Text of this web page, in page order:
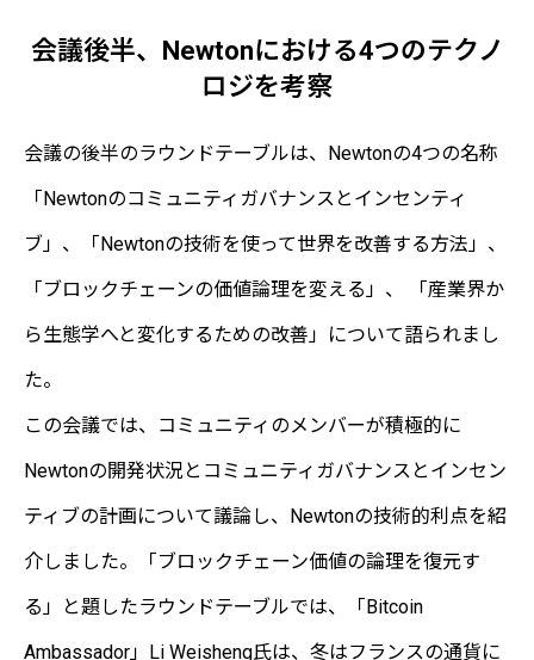
会議後半、Newtonにおける4つのテクノ
ロジを考察
会議の後半のラウンドテーブルは、Newtonの4つの名称
「Newtonのコミュニティガバナンスとインセンティ
ブ」、「Newtonの技術を使って世界を改善する方法」、
「ブロックチェーンの価値論理を変える」、 「産業界か
ら生態学へと変化するための改善」について語られまし
た。
この会議では、コミュニティのメンバーが積極的に
Newtonの開発状況とコミュニティガバナンスとインセン
ティブの計画について議論し、Newtonの技術的利点を紹
介しました。「ブロックチェーン価値の論理を復元す
る」と題したラウンドテーブルでは、「Bitcoin
Ambassador」Li Weisheng氏は、冬はフランスの通貨に